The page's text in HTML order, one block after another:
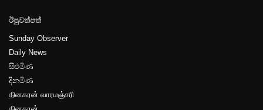
ඊපුවත්පත්
Sunday Observer
Daily News
සිළුමිණ
දිනමිණ
தினகரன் வாரமஞ்சரி